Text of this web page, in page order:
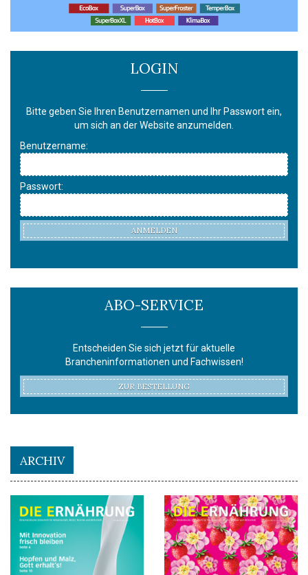
LOGIN
Bitte geben Sie Ihren Benutzernamen und Ihr Passwort ein,
um sich an der Website anzumelden.
Benutzername:
Passwort:
ANMELDEN
ABO-SERVICE
Entscheiden Sie sich jetzt für aktuelle
Brancheninformationen und Fachwissen!
ZUR BESTELLUNG
ARCHIV